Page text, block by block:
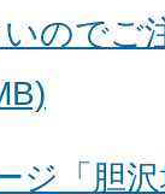
のでご
ジ「胆